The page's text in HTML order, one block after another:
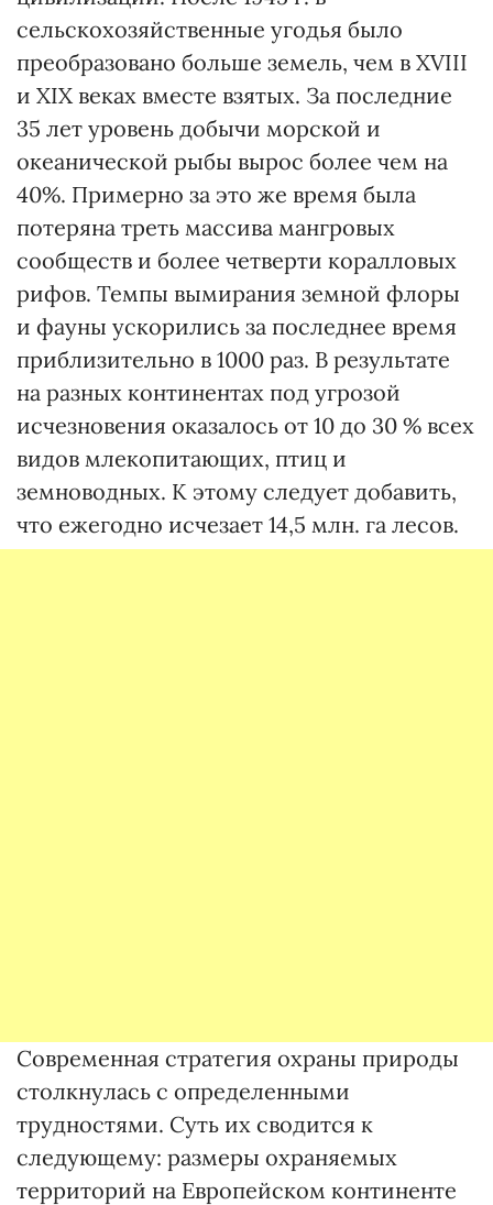
сельскохозяйственные угодья было
преобразовано больше земель, чем в ХVІІІ
и XIX веках вместе взятых. За последние
35 лет уровень добычи морской и
океанической рыбы вырос более чем на
40%. Примерно за это же время была
потеряна треть массива мангровых
сообществ и более четверти коралловых
рифов. Темпы вымирания земной флоры
и фауны ускорились за последнее время
приблизительно в 1000 раз. В результате
на разных континентах под угрозой
исчезновения оказалось от 10 до 30 % всех
видов млекопитающих, птиц и
земноводных. К этому следует добавить,
что ежегодно исчезает 14,5 млн. га лесов.
Современная стратегия охраны природы
столкнулась с определенными
трудностями. Суть их сводится к
следующему: размеры охраняемых
территорий на Европейском континенте